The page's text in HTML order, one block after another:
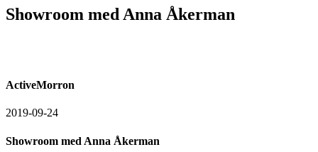
Showroom med Anna Åkerman
ActiveMorron
2019-09-24
Showroom med Anna Åkerman